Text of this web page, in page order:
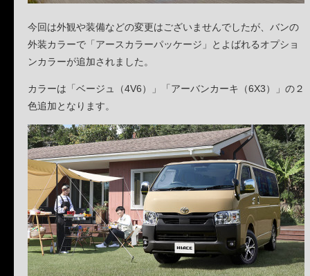
今回は外観や装備などの変更はございませんでしたが、バンの
外装カラーで「アースカラーパッケージ」とよばれるオプショ
ンカラーが追加されました。
カラーは「ベージュ（4V6）」「アーバンカーキ（6X3）」の２
色追加となります。